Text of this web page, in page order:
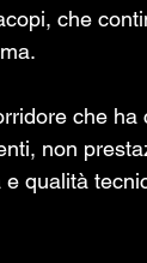
che
che ha
non
qualità